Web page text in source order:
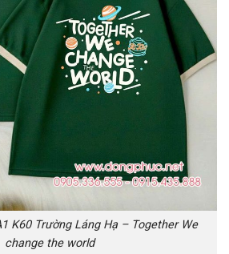
K60 Trường Láng Hạ – Together We
change the world